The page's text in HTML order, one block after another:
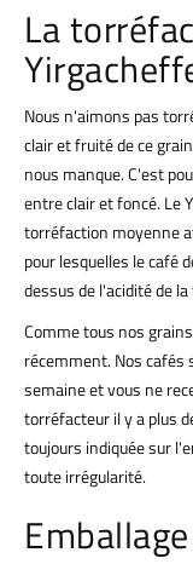
La
Nous n'aimons pas
clair et fruité de ce
nous manque. C'est
entre clair et foncé. Le
torréfaction moyenne
pour lesquelles le café
dessus de l'acidité de
Comme tous nos
récemment. Nos
semaine et vous ne
torréfacteur il y a plus
toujours indiquée sur
toute irrégularité.